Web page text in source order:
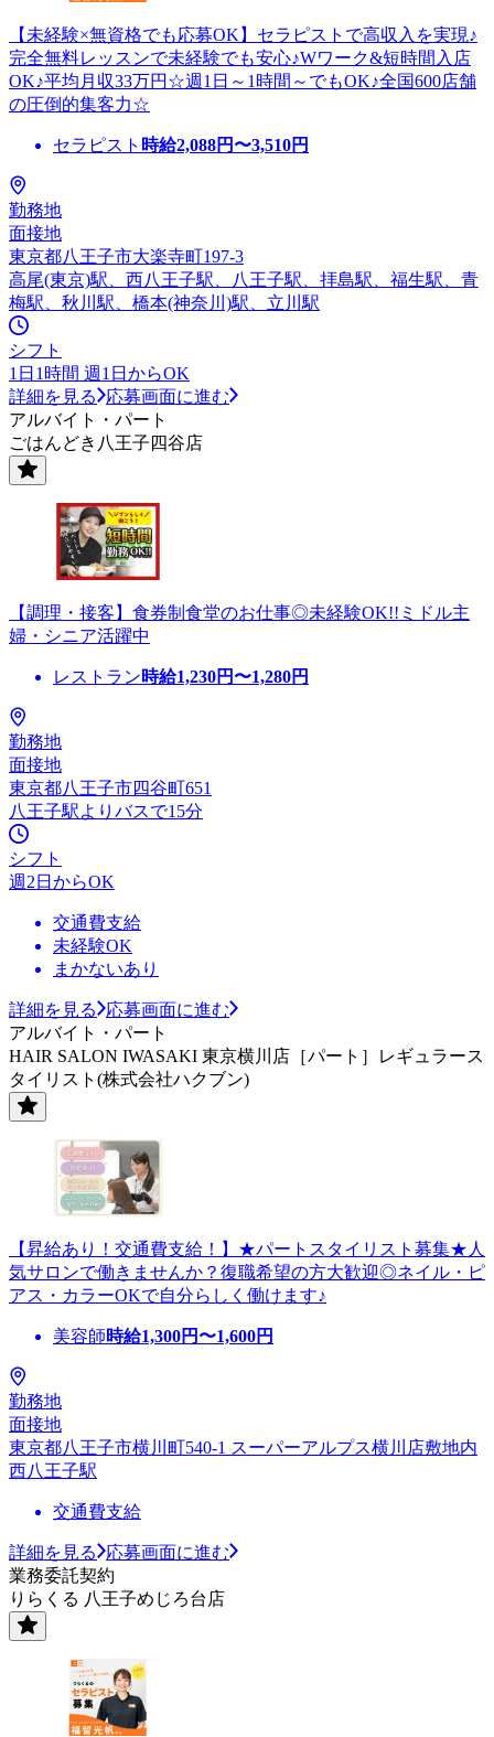
【未経験×無資格でも応募OK】セラピストで高収入を実現♪
完全無料レッスンで未経験でも安心♪Wワーク&短時間入店
OK♪平均月収33万円☆週1日～1時間～でもOK♪全国600店舗
の圧倒的集客力☆
セラピスト 時給2,088円〜3,510円
勤務地
面接地
東京都八王子市大楽寺町197-3
高尾(東京)駅、西八王子駅、八王子駅、拝島駅、福生駅、青
梅駅、秋川駅、橋本(神奈川)駅、立川駅
シフト
1日1時間 週1日からOK
詳細を見る
応募画面に進む
アルバイト・パート
ごはんどき八王子四谷店
【調理・接客】食券制食堂のお仕事◎未経験OK!!ミドル主
婦・シニア活躍中
レストラン時給1,230円〜1,280円
勤務地
面接地
東京都八王子市四谷町651
八王子駅よりバスで15分
シフト
週2日からOK
交通費支給
未経験OK
まかないあり
詳細を見る
応募画面に進む
アルバイト・パート
HAIR SALON IWASAKI 東京横川店［パート］レギュラース
タイリスト(株式会社ハクブン)
【昇給あり！交通費支給！】★パートスタイリスト募集★人
気サロンで働きませんか？復職希望の方大歓迎◎ネイル・ピ
アス・カラーOKで自分らしく働けます♪
美容師時給1,300円〜1,600円
勤務地
面接地
東京都八王子市横川町540-1 スーパーアルプス横川店敷地内
西八王子駅
交通費支給
詳細を見る
応募画面に進む
業務委託契約
りらくる 八王子めじろ台店